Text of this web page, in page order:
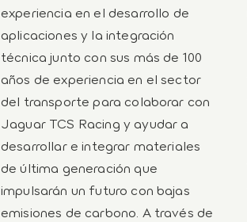
experiencia en el desarrollo de
aplicaciones y la integración
técnica junto con sus más de 100
años de experiencia en el sector
del transporte para colaborar con
Jaguar TCS Racing y ayudar a
desarrollar e integrar materiales
de última generación que
impulsarán un futuro con bajas
emisiones de carbono. A través de